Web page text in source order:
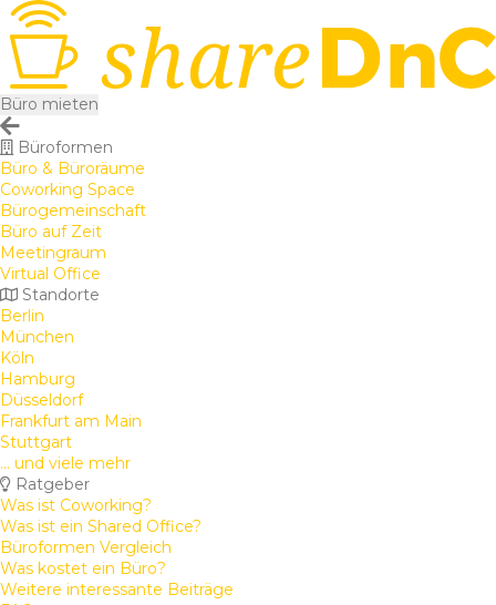
Büro mieten
Büroformen
Büro & Büroräume
Coworking Space
Bürogemeinschaft
Büro auf Zeit
Meetingraum
Virtual Office
Standorte
Berlin
München
Köln
Hamburg
Düsseldorf
Frankfurt am Main
Stuttgart
... und viele mehr
Ratgeber
Was ist Coworking?
Was ist ein Shared Office?
Büroformen Vergleich
Was kostet ein Büro?
Weitere interessante Beiträge